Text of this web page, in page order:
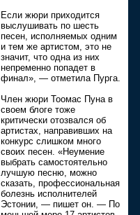
Если жюри приходится
выслушивать по шесть
песен, исполняемых одним
и тем же артистом, это не
значит, что одна из них
непременно попадет в
финал», — отметила Пурга.
Член жюри Тоомас Пуна в
своем блоге тоже
критически отозвался об
артистах, направивших на
конкурс слишком много
своих песен. «Неумение
выбрать самостоятельно
лучшую песню, можно
сказать, профессиональная
болезнь исполнителей
Эстонии, — пишет он. — По